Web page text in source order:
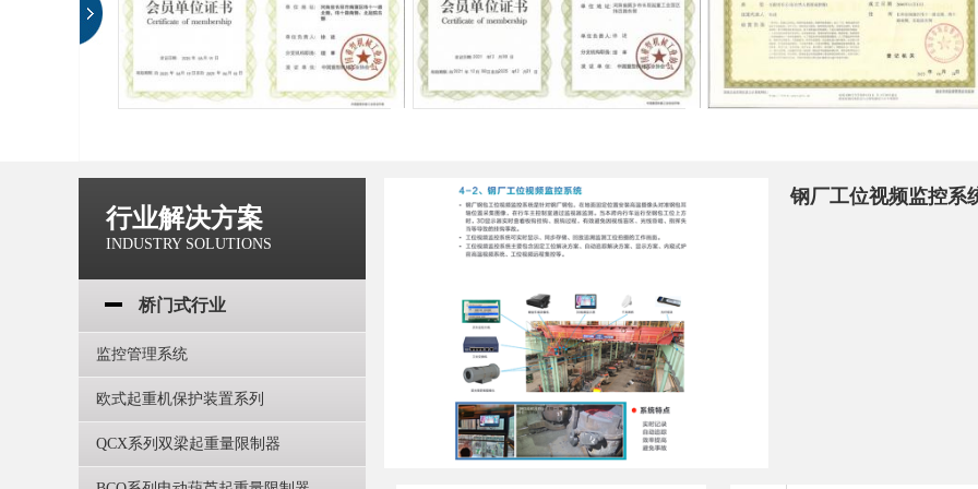
行业解决方案
INDUSTRY SOLUTIONS
桥门式行业
监控管理系统
欧式起重机保护装置系列
QCX系列双梁起重量限制器
钢厂工位视频监控系